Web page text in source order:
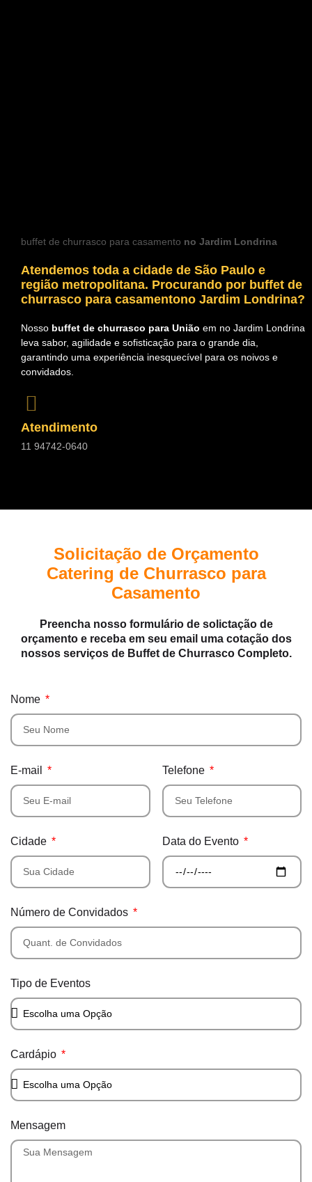
buffet de churrasco para casamento no Jardim Londrina
Atendemos toda a cidade de São Paulo e
região metropolitana. Procurando por buffet de
churrasco para casamentono Jardim Londrina?
Nosso buffet de churrasco para União em no Jardim Londrina
leva sabor, agilidade e sofisticação para o grande dia,
garantindo uma experiência inesquecível para os noivos e
convidados.
Atendimento
11 94742-0640
Solicitação de Orçamento
Catering de Churrasco para
Casamento
Preencha nosso formulário de solictação de
orçamento e receba em seu email uma cotação dos
nossos serviços de Buffet de Churrasco Completo.
Nome
E-mail Telefone
Cidade Data do Evento
Número de Convidados
Tipo de Eventos
Cardápio
Mensagem